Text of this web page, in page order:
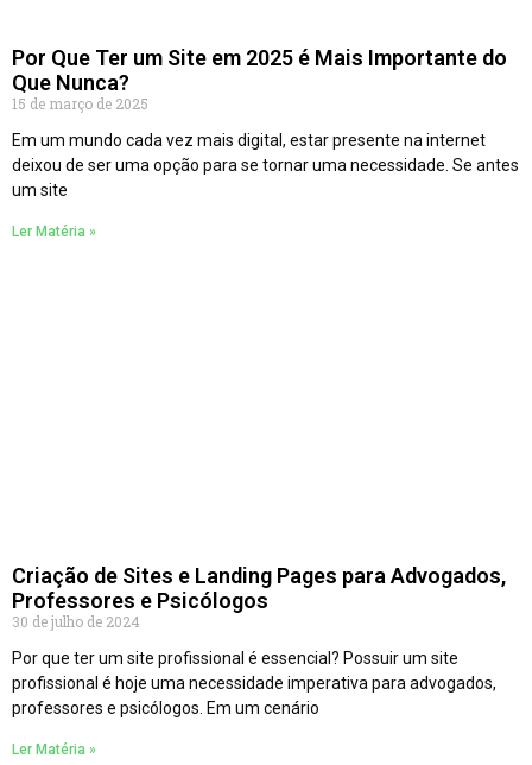
Por Que Ter um Site em 2025 é Mais Importante do
Que Nunca?
15 de março de 2025
Em um mundo cada vez mais digital, estar presente na internet
deixou de ser uma opção para se tornar uma necessidade. Se antes
um site
Ler Matéria »
Criação de Sites e Landing Pages para Advogados,
Professores e Psicólogos
30 de julho de 2024
Por que ter um site profissional é essencial? Possuir um site
profissional é hoje uma necessidade imperativa para advogados,
professores e psicólogos. Em um cenário
Ler Matéria »